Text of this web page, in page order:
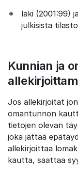
laki (2001:99)
julkisista
Kunnian ja
Jos allekirjoitat
omantunnon
tietojen olevan
joka jättää
allekirjoittaa
kautta, saattaa